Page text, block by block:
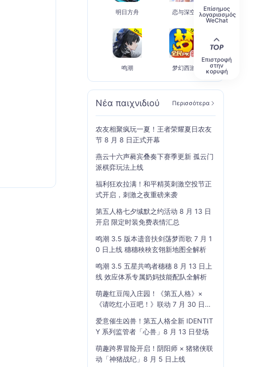
明日方舟 恋与深空
鸣潮 梦幻西游
Νέα παιχνιδιού Περισσότερα
农友相聚疯玩一夏！王者荣耀夏日农友
节 8 月 8 日正式开幕
燕云十六声蕤宾叠奏下赛季更新 孤云门
派棋弈玩法上线
福利狂欢拉满！和平精英刺激空投节正
式开启，刺激之夜重磅来袭
第五人格七夕缄默之约活动 8 月 13 日
开启 限定时装免费表情汇总
鸣潮 3.5 版本遗音扶剑荡梦而歌 7 月 1
0 日上线 穗穗秧秧玄翎新地图全解析
鸣潮 3.5 五星共鸣者穗穗 8 月 13 日上
线 效应体系专属奶妈技能配队全解析
萌趣红豆闯入庄园！《第五人格》×
《请吃红小豆吧！》联动 7 月 30 日开
爱意催生凶兽！第五人格全新 IDENTIT
Y 系列监管者「心兽」8 月 13 日登场
萌趣跨界冒险开启！阴阳师 × 猪猪侠联
动「神猪战纪」8 月 5 日上线
Επίσημος
λογαριασμός
WeChat
Επιστροφή
στην
κορυφή